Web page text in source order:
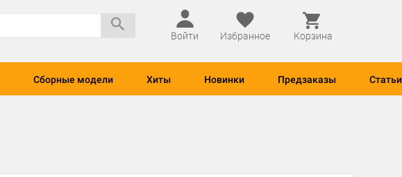
Войти
Избранное Корзина
Сборные модели Хиты Новинки Предзаказы Статьи